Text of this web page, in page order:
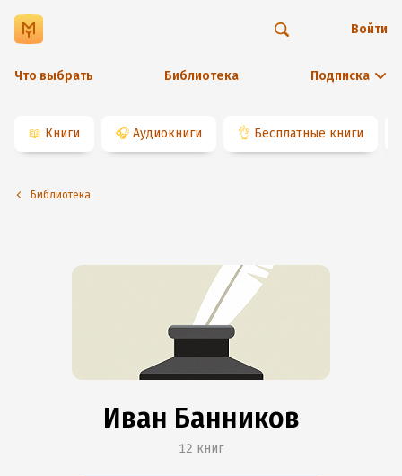
Что выбрать Библиотека Подписка
Войти
📖 Книги 🎧 Аудиокниги 👌 Бесплатные книги
Библиотека
Иван Банников
12 книг